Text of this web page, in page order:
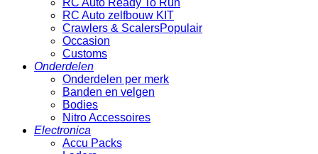
RC Auto Ready To Run
RC Auto zelfbouw KIT
Crawlers & Scalers
Occasion
Customs
Onderdelen
Onderdelen per merk
Banden en velgen
Bodies
Nitro Accessoires
Electronica
Accu Packs